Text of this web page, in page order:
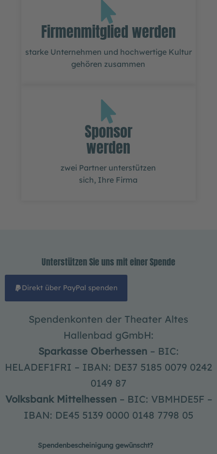
Firmenmitglied werden
starke Unternehmen und hochwertige Kultur
gehören zusammen
Sponsor
werden
zwei Partner unterstützen
sich, Ihre Firma
Unterstützen Sie uns mit einer Spende
Direkt über PayPal spenden
Spendenkonten der Theater Altes
Hallenbad gGmbH:
Sparkasse Oberhessen – BIC:
HELADEF1FRI – IBAN: DE37 5185 0079 0242
0149 87
Volksbank Mittelhessen – BIC: VBMHDE5F –
IBAN: DE45 5139 0000 0148 7798 05
Spendenbescheinigung gewünscht?